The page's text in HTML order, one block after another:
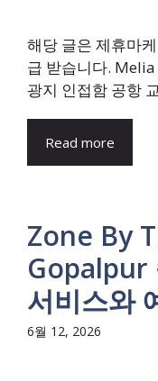
해당 글은 제휴마
급 받습니다.
광지 인접함 공항
Read more
Zone By
Gopalpur
서비스와
6월 12, 2026